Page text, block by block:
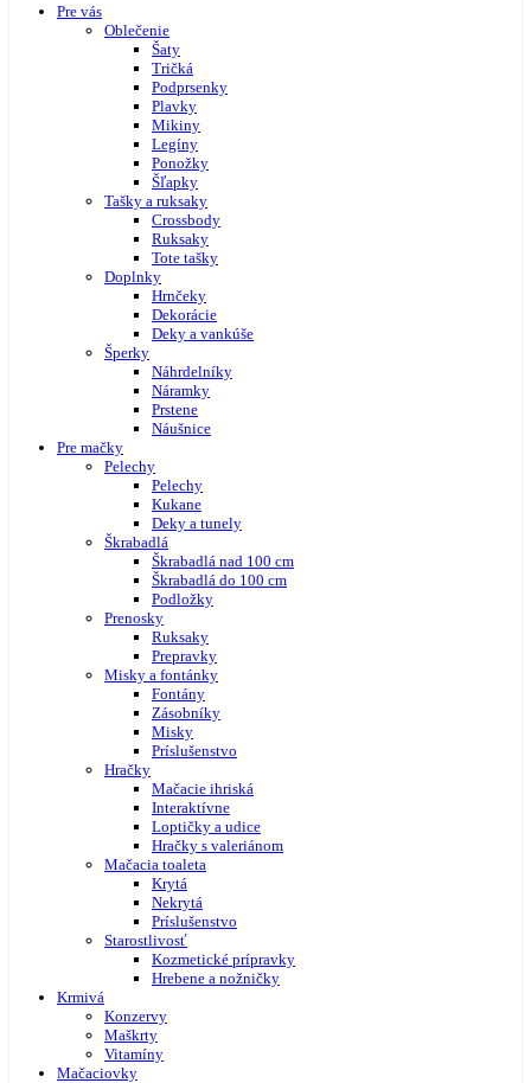
Pre vás
Oblečenie
Šaty
Tričká
Podprsenky
Plavky
Mikiny
Legíny
Ponožky
Šľapky
Tašky a ruksaky
Crossbody
Ruksaky
Tote tašky
Doplnky
Hrnčeky
Dekorácie
Deky a vankúše
Šperky
Náhrdelníky
Náramky
Prstene
Náušnice
Pre mačky
Pelechy
Pelechy
Kukane
Deky a tunely
Škrabadlá
Škrabadlá nad 100 cm
Škrabadlá do 100 cm
Podložky
Prenosky
Ruksaky
Prepravky
Misky a fontánky
Fontány
Zásobníky
Misky
Príslušenstvo
Hračky
Mačacie ihriská
Interaktívne
Loptičky a udice
Hračky s valeriánom
Mačacia toaleta
Krytá
Nekrytá
Príslušenstvo
Starostlivosť
Kozmetické prípravky
Hrebene a nožničky
Krmivá
Konzervy
Maškrty
Vitamíny
Mačaciovky